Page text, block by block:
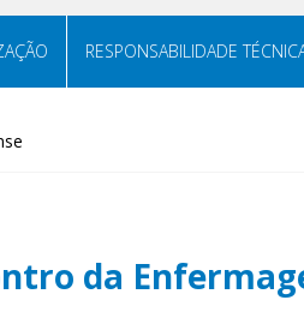
RESPONSABILIDADE
da